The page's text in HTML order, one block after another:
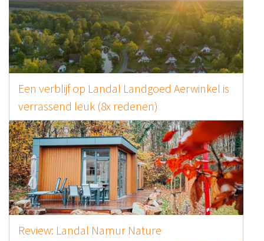
Een verblijf op Landal Landgoed Aerwinkel is
verrassend leuk (8x redenen)
Review: Landal Namur Nature